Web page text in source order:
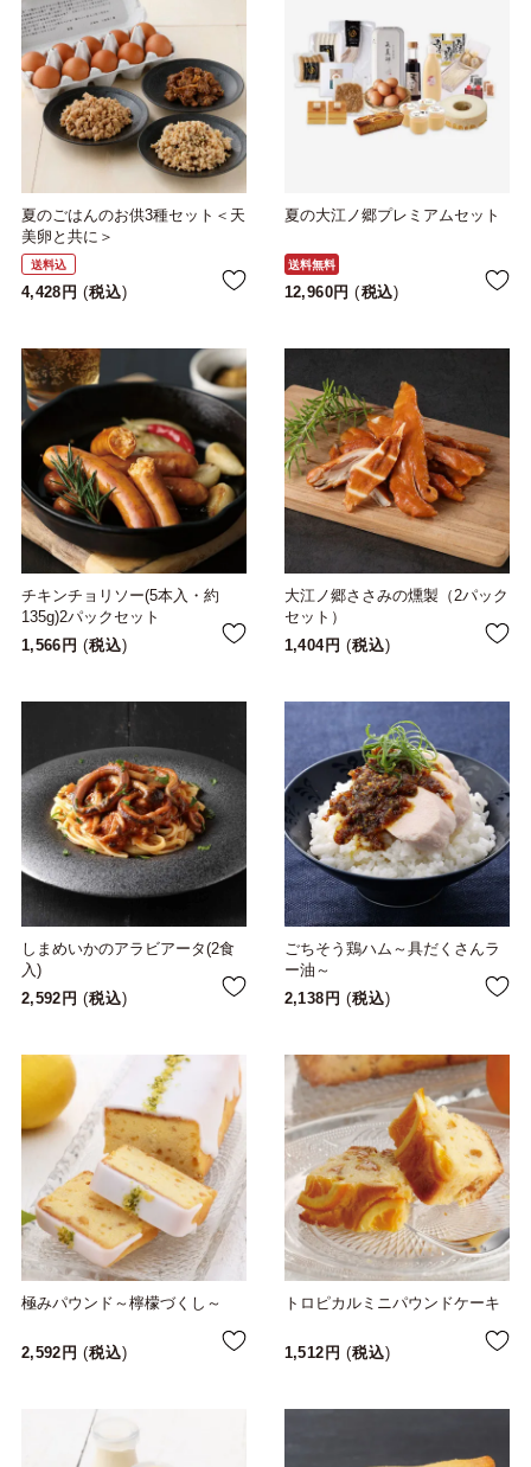
夏のごはんのお供3種セット＜天
美卵と共に＞
送料込
4,428 税込
夏の大江ノ郷プレミアムセット
送料無料
12,960 税込
チキンチョリソー(5本入・約
135g)2パックセット
1,566
税込
大江ノ郷ささみの燻製（2パック
セット）
1,404
税込
しまめいかのアラビアータ(2食
入)
2,592
税込
ごちそう鶏ハム～具だくさんラ
ー油～
2,138
税込
極みパウンド～檸檬づくし～
2,592 税込
トロピカルミニパウンドケーキ
1,512 税込